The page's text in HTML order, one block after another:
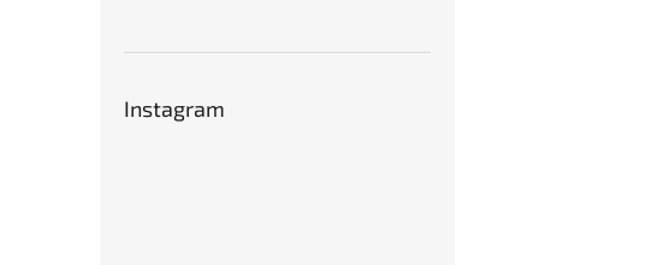
Instagram